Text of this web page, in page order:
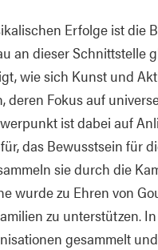
Erfolge ist die
an dieser Schnittstelle
wie sich Kunst und
deren Fokus auf
ist dabei auf
das Bewusstsein für
sie durch die
wurde zu Ehren von
zu unterstützen.
gesammelt